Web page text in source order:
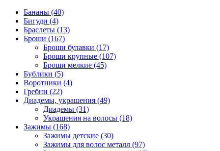
Бананы (40)
Бигуди (4)
Браслеты (13)
Броши (167)
Броши булавки (17)
Броши крупные (107)
Броши мелкие (45)
Бублики (5)
Воротники (4)
Гребни (22)
Диадемы, украшения (49)
Диадемы (31)
Украшения на волосы (18)
Зажимы (168)
Зажимы детские (30)
Зажимы для волос металл (97)